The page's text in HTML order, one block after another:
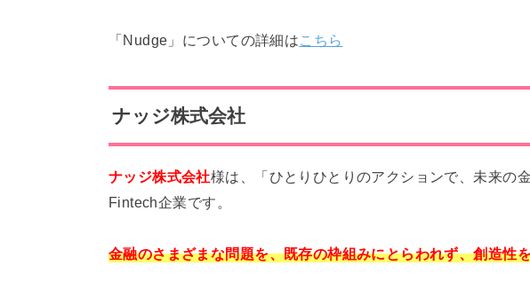
「Nudge」についての詳細はこちら
ナッジ株式会社
ナッジ株式会社様は、「ひとりひとりのアクションで、 未来の
Fintech企業です。
金融のさまざまな問題を、既存の枠組みにとらわれず、創造性